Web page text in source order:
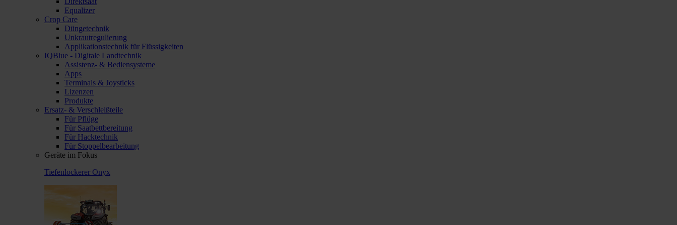
Equalizer
Crop Care
Düngetechnik
Unkrautregulierung
Applikationstechnik für Flüssigkeiten
IQBlue - Digitale Landtechnik
Assistenz- & Bediensysteme
Apps
Terminals & Joysticks
Lizenzen
Produkte
Ersatz- & Verschleißteile
Für Pflüge
Für Saatbettbereitung
Für Hacktechnik
Für Stoppelbearbeitung
Geräte im Fokus
Tiefenlockerer Onyx